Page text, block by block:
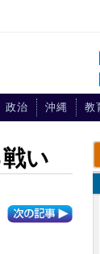
政治 沖縄 教
い